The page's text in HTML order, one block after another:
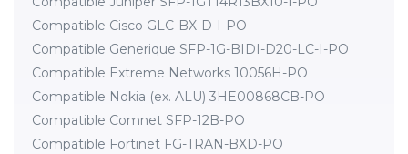
Compatible Cisco GLC-BX-D-I-PO
Compatible Generique SFP-1G-BIDI-D20-LC-I-PO
Compatible Extreme Networks 10056H-PO
Compatible Nokia (ex. ALU) 3HE00868CB-PO
Compatible Comnet SFP-12B-PO
Compatible Fortinet FG-TRAN-BXD-PO